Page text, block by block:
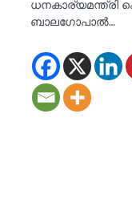
ധനകാര്യമന്ത്രി
ബാലഗോപാൽ…